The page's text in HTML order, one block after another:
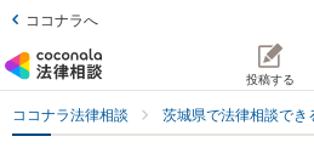
ココナラへ
投稿する
ココナラ法律相談 茨城県で法律相談でき